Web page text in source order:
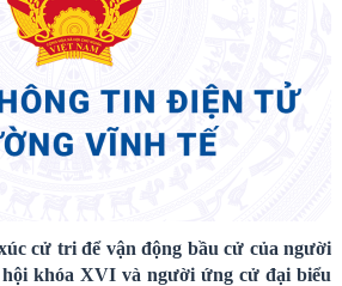
cử tri để vận động bầu cử của người
khóa XVI và người ứng cử đại biểu